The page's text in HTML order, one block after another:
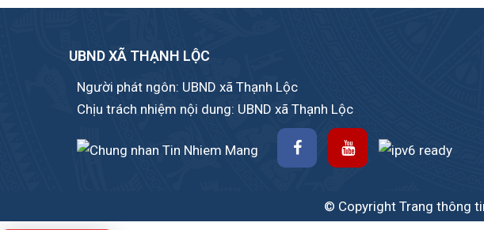
UBND XÃ THẠNH LỘC
Người phát ngôn: UBND xã Thạnh Lộc
Chịu trách nhiệm nội dung: UBND xã Thạnh Lộc
© Copyright Trang thông